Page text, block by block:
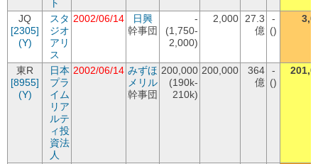
ト
JQ
[2305]
(Y)
スタ
ジオ
アリ
ス
2002/06/14
日興
幹事団
-
(1,750-
2,000)
2,000
27.3
億
-
()
東R
[8955]
(Y)
日本
プラ
イム
リア
ルテ
ィ投
資法
人
2002/06/14 みずほ
メリル
幹事団
200,000
(190k-
210k)
200,000
364
億
-
()